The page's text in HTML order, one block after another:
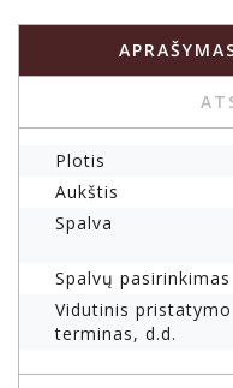
Plotis
Aukštis
Spalva
Spalvų pasirinkimas
Vidutinis pristatymo
terminas, d.d.